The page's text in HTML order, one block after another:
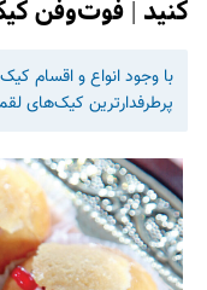
کنید | فوت‌وفن
با وجود انواع و اقسام
پرطرفدارترین کیک‌های